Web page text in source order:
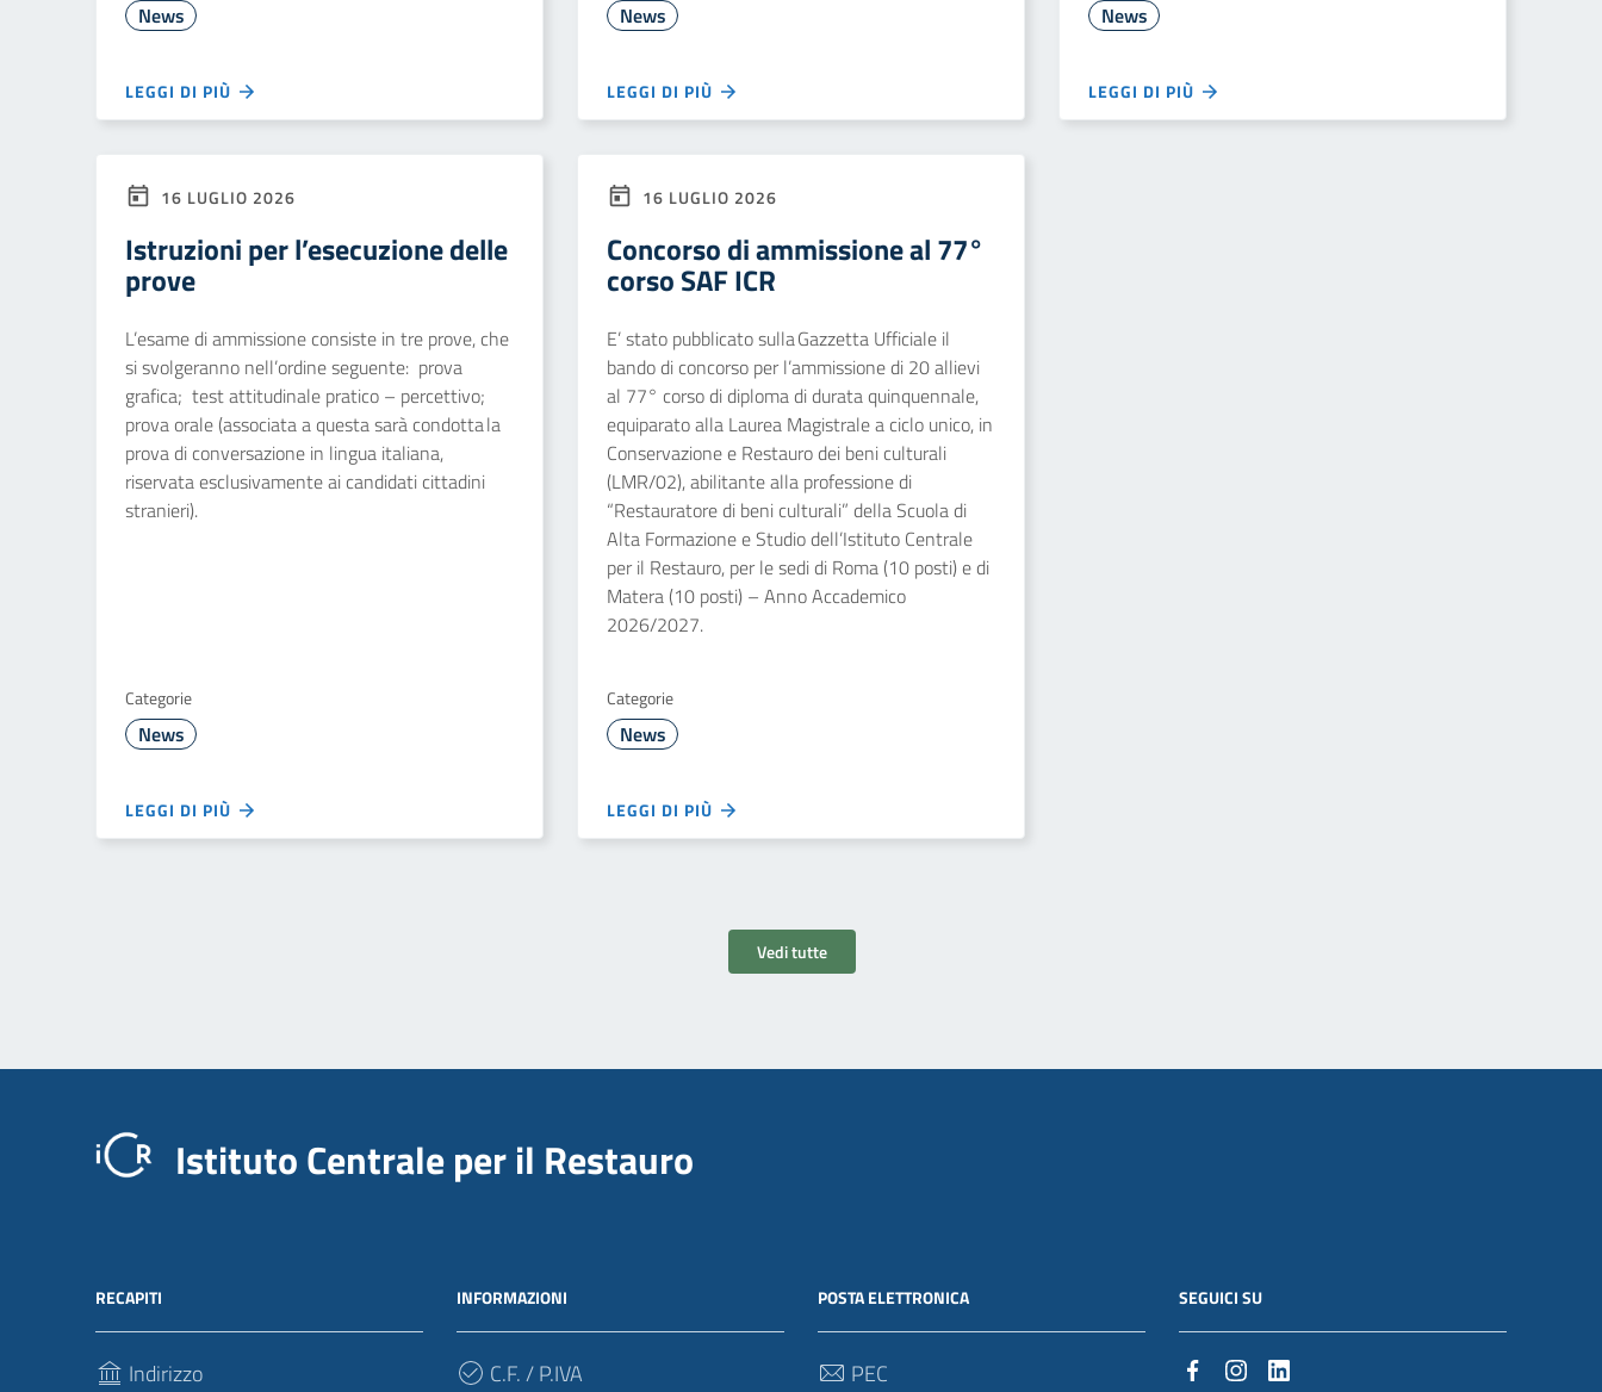
News
LEGGI DI PIÙ
News
LEGGI DI PIÙ
News
LEGGI DI PIÙ
16 LUGLIO 2026
Istruzioni per l’esecuzione delle
prove
L’esame di ammissione consiste in tre prove, che
si svolgeranno nell’ordine seguente: prova
grafica; test attitudinale pratico – percettivo;
prova orale (associata a questa sarà condotta la
prova di conversazione in lingua italiana,
riservata esclusivamente ai candidati cittadini
stranieri).
Categorie
News
LEGGI DI PIÙ
16 LUGLIO 2026
Concorso di ammissione al 77°
corso SAF ICR
E’ stato pubblicato sulla Gazzetta Ufficiale il
bando di concorso per l’ammissione di 20 allievi
al 77° corso di diploma di durata quinquennale,
equiparato alla Laurea Magistrale a ciclo unico, in
Conservazione e Restauro dei beni culturali
(LMR/02), abilitante alla professione di
“Restauratore di beni culturali” della Scuola di
Alta Formazione e Studio dell’Istituto Centrale
per il Restauro, per le sedi di Roma (10 posti) e di
Matera (10 posti) – Anno Accademico
2026/2027.
Categorie
News
LEGGI DI PIÙ
Vedi tutte
Istituto Centrale per il Restauro
RECAPITI
Indirizzo
INFORMAZIONI
C.F. / P.IVA
POSTA ELETTRONICA
PEC
SEGUICI SU